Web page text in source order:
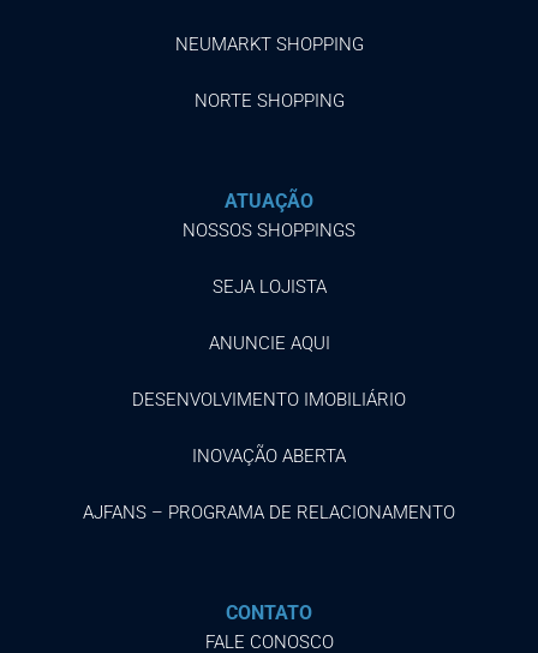
NEUMARKT SHOPPING
NORTE SHOPPING
ATUAÇÃO
NOSSOS SHOPPINGS
SEJA LOJISTA
ANUNCIE AQUI
DESENVOLVIMENTO IMOBILIÁRIO
INOVAÇÃO ABERTA
AJFANS – PROGRAMA DE RELACIONAMENTO
CONTATO
FALE CONOSCO